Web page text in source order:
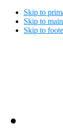
Skip to
Skip to
Skip to